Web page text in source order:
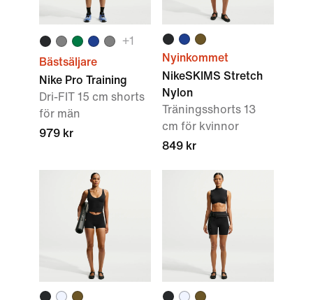
+1
Bästsäljare
Nike Pro Training
Dri-FIT 15 cm shorts
för män
979 kr
Nyinkommet
NikeSKIMS Stretch
Nylon
Träningsshorts 13
cm för kvinnor
849 kr